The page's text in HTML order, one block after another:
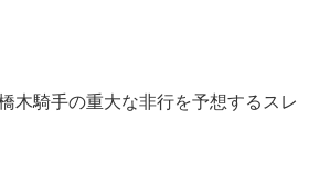
木騎手の重大な非行を予想するスレ